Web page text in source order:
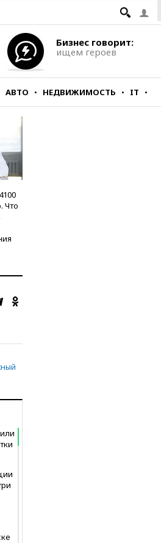
Бизнес говорит:
ищем героев
АВТО НЕДВИЖИМОСТЬ IT
Что